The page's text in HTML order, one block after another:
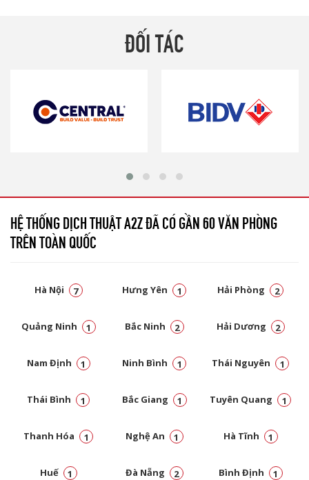
ĐỐI TÁC
HỆ THỐNG DỊCH THUẬT A2Z ĐÃ CÓ GẦN 60 VĂN PHÒNG
TRÊN TOÀN QUỐC
Hà Nội 7 Hưng Yên 1 Hải Phòng 2
Quảng Ninh 1 Bắc Ninh 2 Hải Dương 2
Nam Định 1 Ninh Bình 1 Thái Nguyên 1
Thái Bình 1 Bắc Giang 1 Tuyên Quang 1
Thanh Hóa 1 Nghệ An 1 Hà Tĩnh 1
Huế 1 Đà Nẵng 2 Bình Định 1